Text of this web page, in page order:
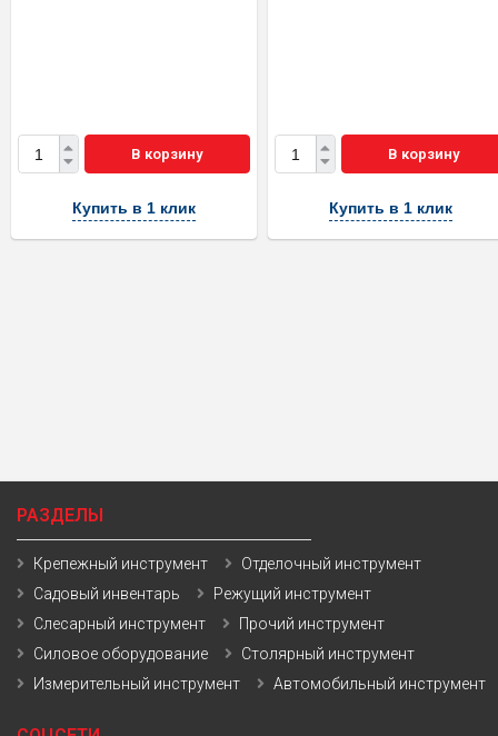
В корзину
Купить в 1 клик
В корзину
Купить в 1 клик
РАЗДЕЛЫ
Крепежный инструмент
Отделочный инструмент
Садовый инвентарь
Режущий инструмент
Слесарный инструмент
Прочий инструмент
Силовое оборудование
Столярный инструмент
Измерительный инструмент
Автомобильный инструмент